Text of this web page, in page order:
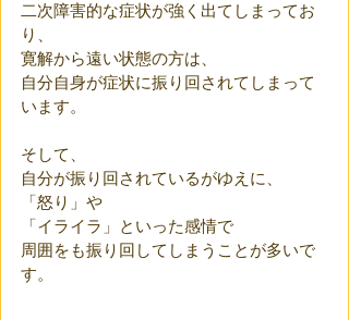
二次障害的な症状が強く出てしまってお
り、
寛解から遠い状態の方は、
自分自身が症状に振り回されてしまって
います。
そして、
自分が振り回されているがゆえに、
「怒り」や
「イライラ」といった感情で
周囲をも振り回してしまうことが多いで
す。